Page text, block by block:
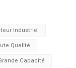
Industriel
Qualité
Capacité